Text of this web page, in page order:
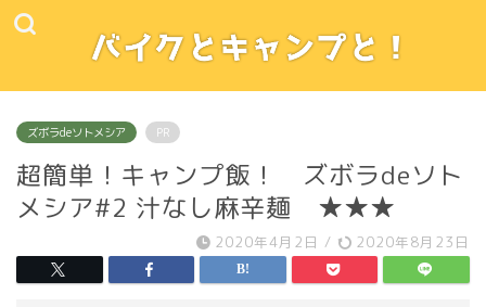
ズボラdeソトメシア PR
超簡単！キャンプ飯！ ズボラdeソト
メシア#2 汁なし麻辛麺 ★★★
2020年4月2日 / 2020年8月23日